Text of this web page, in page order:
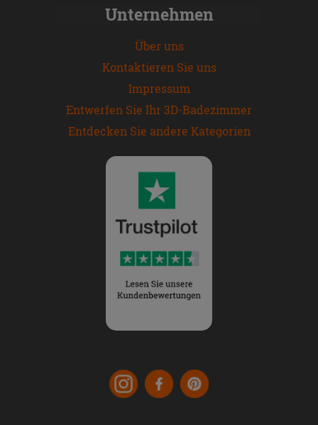
Unternehmen
Über uns
Kontaktieren Sie uns
Impressum
Entwerfen Sie Ihr 3D-Badezimmer
Entdecken Sie andere Kategorien